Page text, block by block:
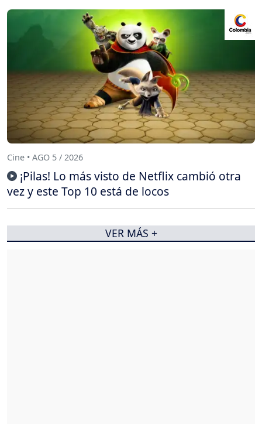
Cine • AGO 5 / 2026
¡Pilas! Lo más visto de Netflix cambió otra
vez y este Top 10 está de locos
VER MÁS +